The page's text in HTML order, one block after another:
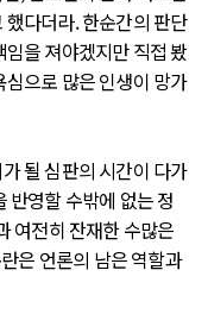
다더라. 한순간의 판단
을 져야겠지만 직접 봤
으로 많은 인생이 망가
될 심판의 시간이 다가
반영할 수밖에 없는 정
여전히 잔재한 수많은
은 언론의 남은 역할과